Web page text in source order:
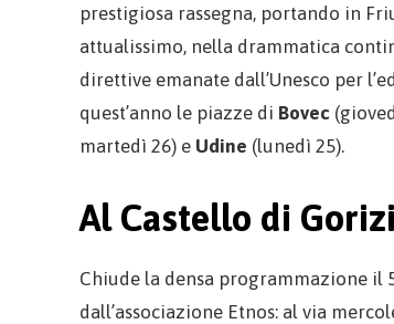
prestigiosa rassegna, portando in
attualissimo, nella drammatica
direttive emanate dall’Unesco per
quest’anno le piazze di Bovec
martedì 26) e Udine (lunedì 25).
Al Castello di
Chiude la densa programmazione il
dall’associazione Etnos: al via